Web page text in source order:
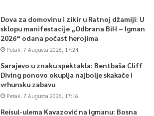
Dova za domovinu i zikir u Ratnoj džamiji: U
sklopu manifestacije „Odbrana BiH – Igman
2026“ odana počast herojima
Petak, 7 Augusta 2026, 17:24
Sarajevo u znaku spektakla: Bentbaša Cliff
Diving ponovo okuplja najbolje skakače i
vrhunsku zabavu
Petak, 7 Augusta 2026, 17:16
Reisul-ulema Kavazović na Igmanu: Bosna